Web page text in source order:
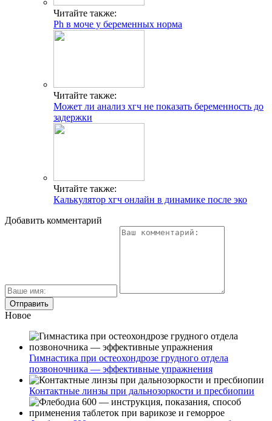
Читайте также:
Ph в моче у беременных норма
Читайте также:
Может ли анализ хгч не показать беременность до
задержки
Читайте также:
Калькулятор хгч онлайн в динамике после эко
Добавить комментарий
Новое
Гимнастика при остеохондрозе грудного отдела
позвоночника — эффективные упражнения
Контактные линзы при дальнозоркости и пресбиопии